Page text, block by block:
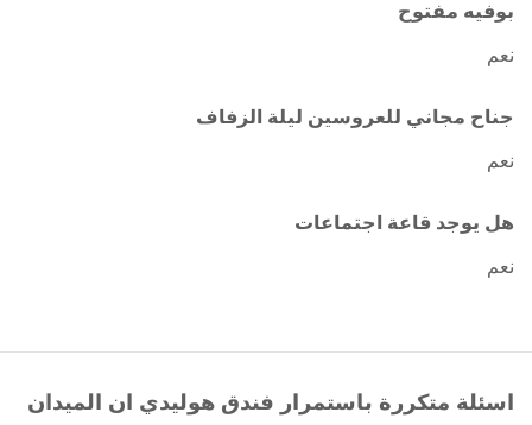
بوفيه مفتوح
نعم
جناح مجاني للعروسين ليلة الزفاف
نعم
هل يوجد قاعة اجتماعات
نعم
اسئلة متكررة باستمرار فندق هوليدي ان الميدان